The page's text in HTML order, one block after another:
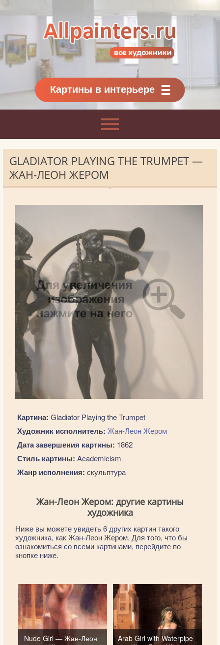
Картины классиков
и современников
Картины в интерьере
GLADIATOR PLAYING THE TRUMPET —
ЖАН-ЛЕОН ЖЕРОМ
Картина: Gladiator Playing the Trumpet
Художник исполнитель: Жан-Леон Жером
Дата завершения картины: 1862
Стиль картины: Academicism
Жанр исполнения: скульптура
Жан-Леон Жером: другие картины
художника
Ниже вы можете увидеть 6 других картин такого
художника, как Жан-Леон Жером. Для того, что бы
ознакомиться со всеми картинами, перейдите по
кнопке ниже.
Nude Girl — Жан-Леон
Arab Girl with Waterpipe